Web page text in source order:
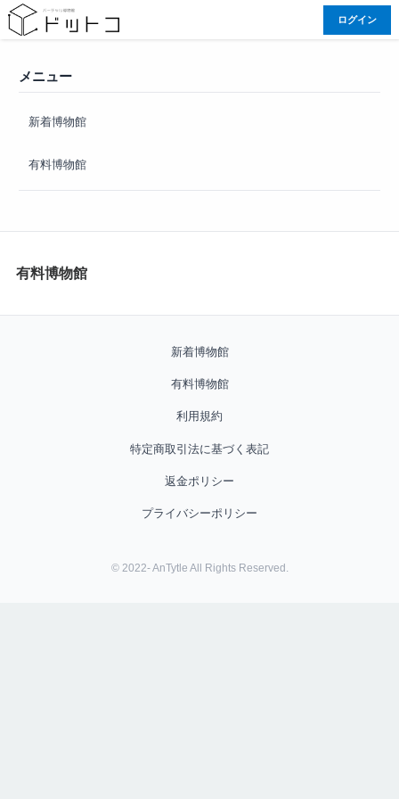
ログイン
メニュー
新着博物館
有料博物館
有料博物館
新着博物館
有料博物館
利用規約
特定商取引法に基づく表記
返金ポリシー
プライバシーポリシー
© 2022- AnTytle All Rights Reserved.